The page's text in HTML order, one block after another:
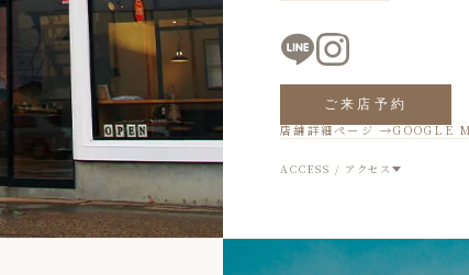
ご来店予約
店舗詳細ページ →GOOGLE
ACCESS / アクセス